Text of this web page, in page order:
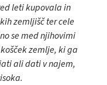
leti kupovala in
zemljišč ter cele
se med njihovimi
zemlje, ki ga
ali dati v najem,